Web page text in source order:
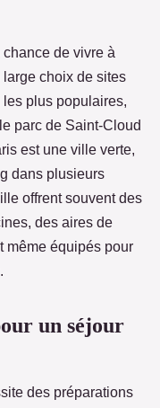
de vivre à
choix de sites
plus populaires,
parc de Saint-Cloud
est une ville verte,
dans plusieurs
offrent souvent des
des aires de
même équipés pour
un séjour
des préparations